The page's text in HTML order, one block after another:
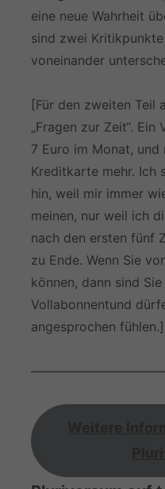
eine neue Wahrheit
sind zwei
voneinander
[Für den zweiten Teil
„Fragen zur Zeit“.
7 Euro im Monat,
Kreditkarte mehr. Ich
hin, weil mir immer
meinen, nur weil ich
nach den ersten fünf
zu Ende. Wenn Sie
können, dann sind
Vollabonnentund
angesprochen fühlen.]